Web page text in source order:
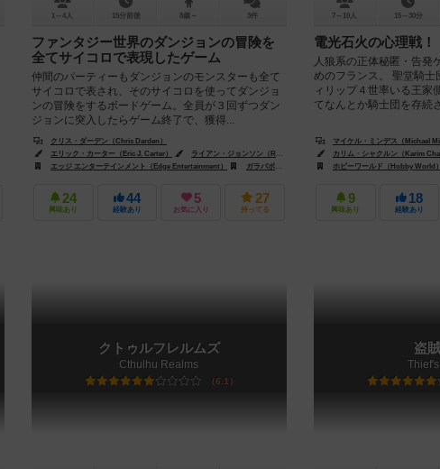
1～4人 15分前後 8歳～ 3件
ファンタジー世界のダンジョンの冒険を
全てサイコロで表現したゲーム
仲間のパーティーもダンジョンのモンスターも全て
サイコロで表され、そのサイコロを使ってダンジョ
ンの冒険をするボードゲーム。全員が３回ずつダン
ジョンに突入したらゲーム終了で、獲得...
クリス・ダーデン（Chris Darden）
エリック・カーター（Eric J. Carter）
ライアン・ジョンソン（Ryan Johnson）
ロブ・ランディ（Rob
エッジ エンターテインメント（Edge Entertainment）
ガラパボス・ジョゴス（Galápagos Jogos） ホビー
24
興味あり
44
経験あり
5
お気に入り
27
持ってる
7～10人 15～30分
電光石火の心理戦！
人狼系の正体秘匿・告発
めのフランス。 聖堂騎士
ィリップ４世率いる王家
てなんとか騎士団を存続
マイケル・ミンデス（Michael
カリム・シャクルン（Karim
ホビーワールド（Hobby World）
9
興味あり
18
経験あり
クトゥルフレルムズ
Cthulhu Realms
6.1
盗